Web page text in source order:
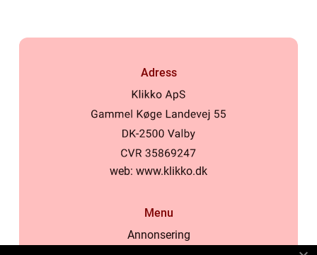
Adress
web: www.klikko.dk
Menu
Annonsering